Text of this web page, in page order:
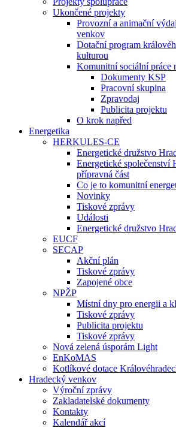
Ukončené projekty
Provozní a animační
venkov
Dotační program
kulturou
Komunitní sociální práce
Dokumenty KSP
Pracovní skupina
Zpravodaj
Publicita projektu
O krok napřed
Energetika
HERKULES-CE
Energetické družstvo
Energetické společenství
přípravná část
Co je to komunitní
Novinky
Tiskové zprávy
Události
Energetické družstvo
EUCF
SECAP
Akční plán
Tiskové zprávy
Zapojené obce
NPŽP
Místní dny pro energii a
Tiskové zprávy
Publicita projektu
Tiskové zprávy
Nová zelená úsporám Light
EnKoMAS
Kotlíkové dotace
Hradecký venkov
Výroční zprávy
Zakladatelské dokumenty
Kontakty
Kalendář akcí